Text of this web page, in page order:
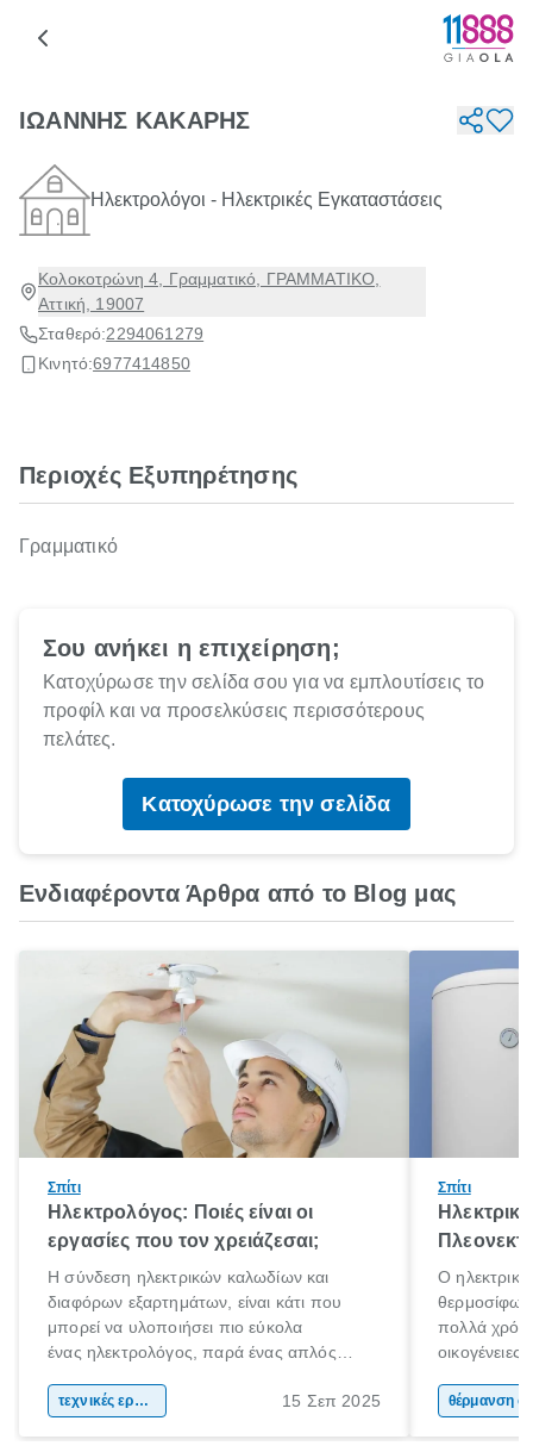
ΙΩΑΝΝΗΣ ΚΑΚΑΡΗΣ
Ηλεκτρολόγοι - Ηλεκτρικές Εγκαταστάσεις
Κολοκοτρώνη 4, Γραμματικό, ΓΡΑΜΜΑΤΙΚΟ,
Αττική, 19007
Σταθερό:2294061279
Κινητό:6977414850
Περιοχές Εξυπηρέτησης
Γραμματικό
Σου ανήκει η επιχείρηση;
Κατοχύρωσε την σελίδα σου για να εμπλουτίσεις το
προφίλ και να προσελκύσεις περισσότερους
πελάτες.
Κατοχύρωσε την σελίδα
Ενδιαφέροντα Άρθρα από το Blog μας
Σπίτι
Ηλεκτρολόγος: Ποιές είναι οι
εργασίες που τον χρειάζεσαι;
Η σύνδεση ηλεκτρικών καλωδίων και
διαφόρων εξαρτημάτων, είναι κάτι που
μπορεί να υλοποιήσει πιο εύκολα
ένας ηλεκτρολόγος, παρά ένας απλός
περίπλοκα και επικίνδυνα. Αν έχεις στο νου
τεχνικές εργασίες 15 Σεπ 2025
Σπίτι
Ο
πολλά
θέρμανσης